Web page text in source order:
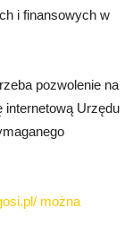
i finansowych w
pozwolenie na
internetową Urzędu
można